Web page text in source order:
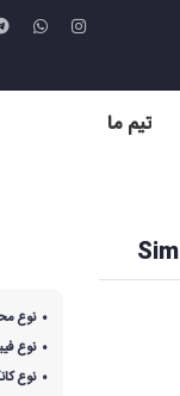
تیم ما
نوع
نوع
نوع